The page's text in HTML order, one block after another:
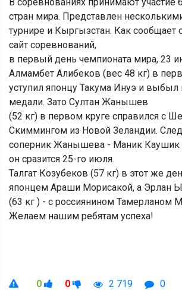
стран мира. Представлен
турнире и Кыргызстан. Как
сайт соревнований,
в первый день чемпионата мира, 23
Алмамбет Алибеков (вес 48 кг) в
уступил японцу Такума Инуэ и выбыл
медали. Зато Султан Жанышев
(52 кг) в первом круге справился с
Скиммингом из Новой Зеландии.
соперник Жанышева - Маник Каушик
он сразится 25-го июля.
Талгат Козубеков (57 кг) в этот же
японцем Араши Морисакой, а Эрлан
(63 кг ) - с россиянином Тамерланом
Желаем нашим ребятам успеха!
0 0 2 719 0